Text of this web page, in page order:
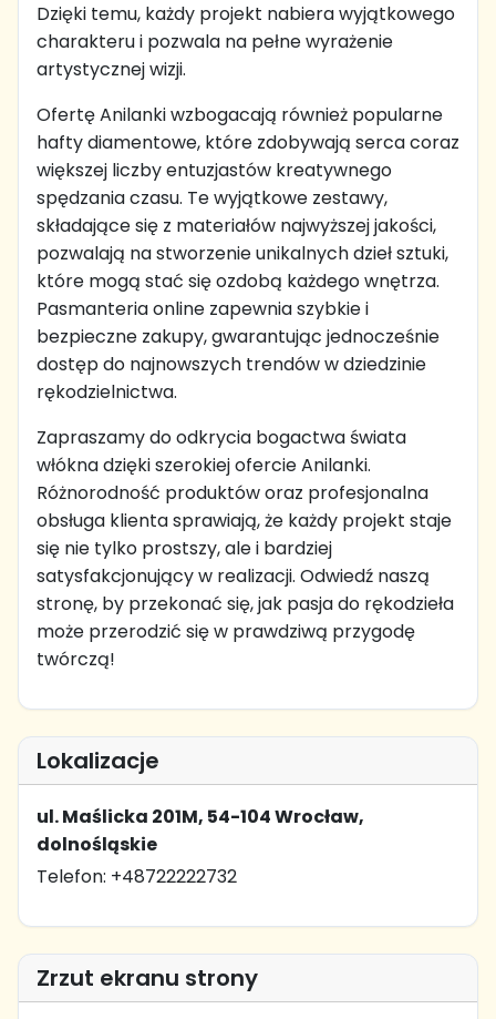
Dzięki temu, każdy projekt nabiera wyjątkowego
charakteru i pozwala na pełne wyrażenie
artystycznej wizji.
Ofertę Anilanki wzbogacają również popularne
hafty diamentowe, które zdobywają serca coraz
większej liczby entuzjastów kreatywnego
spędzania czasu. Te wyjątkowe zestawy,
składające się z materiałów najwyższej jakości,
pozwalają na stworzenie unikalnych dzieł sztuki,
które mogą stać się ozdobą każdego wnętrza.
Pasmanteria online zapewnia szybkie i
bezpieczne zakupy, gwarantując jednocześnie
dostęp do najnowszych trendów w dziedzinie
rękodzielnictwa.
Zapraszamy do odkrycia bogactwa świata
włókna dzięki szerokiej ofercie Anilanki.
Różnorodność produktów oraz profesjonalna
obsługa klienta sprawiają, że każdy projekt staje
się nie tylko prostszy, ale i bardziej
satysfakcjonujący w realizacji. Odwiedź naszą
stronę, by przekonać się, jak pasja do rękodzieła
może przerodzić się w prawdziwą przygodę
twórczą!
Lokalizacje
ul. Maślicka 201M, 54-104 Wrocław,
dolnośląskie
Telefon: +48722222732
Zrzut ekranu strony